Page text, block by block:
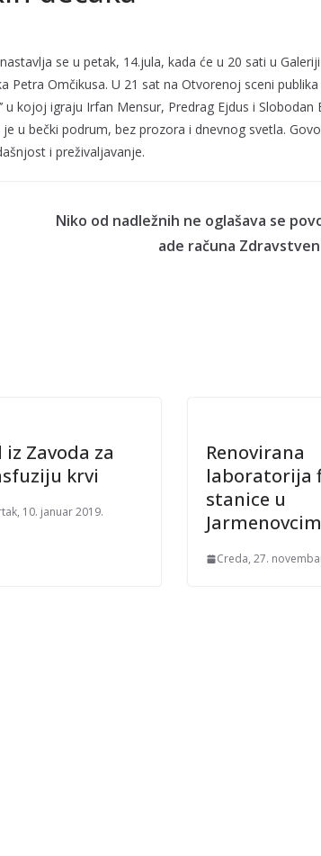
se u petak, 14.jula, kada će u 20 sati u Galeriji
Petra Omčikusa. U 21 sat na Otvorenoj sceni
u kojoj igraju Irfan Mensur, Predrag Ejdus i Slobodan
u bečki podrum, bez prozora i dnevnog svetla.
i preživaljavanje.
Niko od nadležnih ne oglašava se
ade računa
iz Zavoda za
krvi
10. januar 2019.
Renovirana
laboratorija
stanice u
Creda, 27.